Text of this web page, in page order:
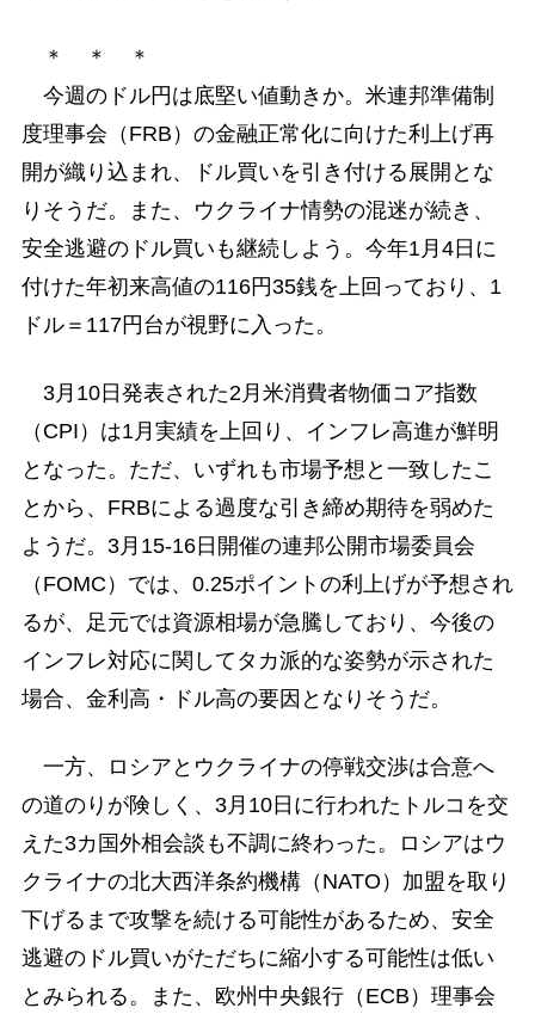
＊ ＊ ＊
今週のドル円は底堅い値動きか。米連邦準備制
度理事会（FRB）の金融正常化に向けた利上げ再
開が織り込まれ、ドル買いを引き付ける展開とな
りそうだ。また、ウクライナ情勢の混迷が続き、
安全逃避のドル買いも継続しよう。今年1月4日に
付けた年初来高値の116円35銭を上回っており、1
ドル＝117円台が視野に入った。
3月10日発表された2月米消費者物価コア指数
（CPI）は1月実績を上回り、インフレ高進が鮮明
となった。ただ、いずれも市場予想と一致したこ
とから、FRBによる過度な引き締め期待を弱めた
ようだ。3月15-16日開催の連邦公開市場委員会
（FOMC）では、0.25ポイントの利上げが予想され
るが、足元では資源相場が急騰しており、今後の
インフレ対応に関してタカ派的な姿勢が示された
場合、金利高・ドル高の要因となりそうだ。
一方、ロシアとウクライナの停戦交渉は合意へ
の道のりが険しく、3月10日に行われたトルコを交
えた3カ国外相会談も不調に終わった。ロシアはウ
クライナの北大西洋条約機構（NATO）加盟を取り
下げるまで攻撃を続ける可能性があるため、安全
逃避のドル買いがただちに縮小する可能性は低い
とみられる。また、欧州中央銀行（ECB）理事会